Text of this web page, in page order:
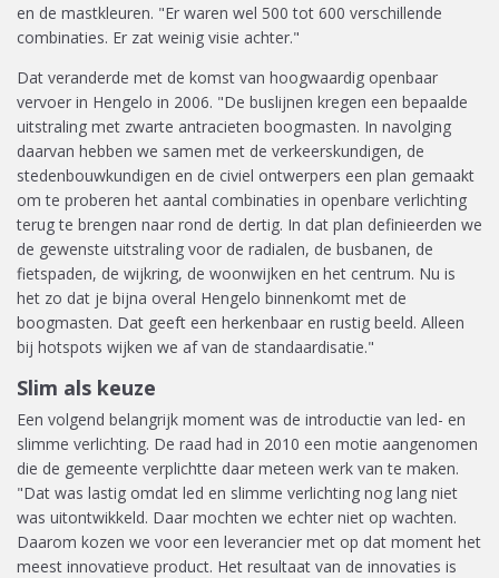
en de mastkleuren. "Er waren wel 500 tot 600 verschillende
combinaties. Er zat weinig visie achter."
Dat veranderde met de komst van hoogwaardig openbaar
vervoer in Hengelo in 2006. "De buslijnen kregen een bepaalde
uitstraling met zwarte antracieten boogmasten. In navolging
daarvan hebben we samen met de verkeerskundigen, de
stedenbouwkundigen en de civiel ontwerpers een plan gemaakt
om te proberen het aantal combinaties in openbare verlichting
terug te brengen naar rond de dertig. In dat plan definieerden we
de gewenste uitstraling voor de radialen, de busbanen, de
fietspaden, de wijkring, de woonwijken en het centrum. Nu is
het zo dat je bijna overal Hengelo binnenkomt met de
boogmasten. Dat geeft een herkenbaar en rustig beeld. Alleen
bij hotspots wijken we af van de standaardisatie."
Slim als keuze
Een volgend belangrijk moment was de introductie van led- en
slimme verlichting. De raad had in 2010 een motie aangenomen
die de gemeente verplichtte daar meteen werk van te maken.
"Dat was lastig omdat led en slimme verlichting nog lang niet
was uitontwikkeld. Daar mochten we echter niet op wachten.
Daarom kozen we voor een leverancier met op dat moment het
meest innovatieve product. Het resultaat van de innovaties is